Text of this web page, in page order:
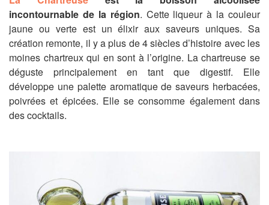
incontournable de la région. Cette liqueur à la couleur
jaune ou verte est un élixir aux saveurs uniques.Sa
création remonte, il y a plus de 4 siècles d’histoire avec les
moines chartreux qui en sont à l’origine. La chartreuse se
déguste principalement en tant que digestif. Elle
développe une palette aromatique de saveurs herbacées,
poivrées et épicées. Elle se consomme également dans
descocktails.